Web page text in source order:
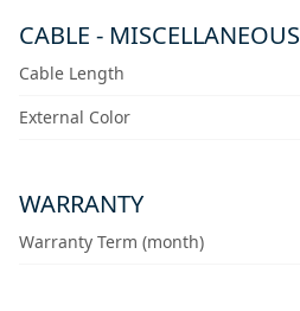
CABLE - MISCELLANEOUS
Cable Length
External Color
WARRANTY
Warranty Term (month)